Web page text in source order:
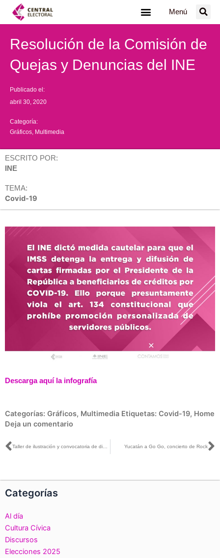
Menú
Resolución de la Comisión de
Quejas y Denuncias del INE
Publicado el:
abril 30, 2020
Categoría:
Gráficos Multimedia
ESCRITO POR:
INE
TEMA:
Covid-19
Descarga aquí la infografía
Categorías: Gráficos, Multimedia Etiquetas: Covid-19, Home
Deja un comentario
Ant Taller de ilustración y convocatoria de dinámica con Juan Gedovius Yucatán a Go Go, concierto de Rock
Categorías
Al día
Cultura Cívica
Discursos
Elecciones 2025